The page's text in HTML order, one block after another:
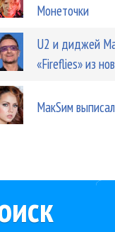
Монеточки
U2 и диджей
«Fireflies» из
МакSим